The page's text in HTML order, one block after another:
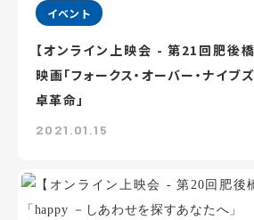
イベント
【オンライン上映会 - 第21回肥
映画「フォークス・オーバー・ナイ
卓革命」
2021.01.15